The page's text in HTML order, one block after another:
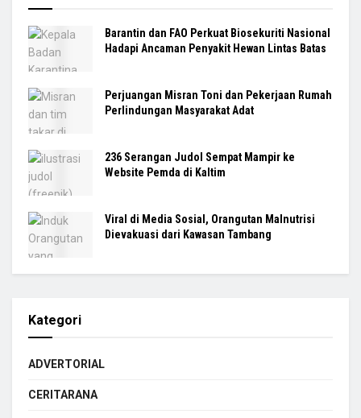
Barantin dan FAO Perkuat Biosekuriti Nasional
Hadapi Ancaman Penyakit Hewan Lintas Batas
Perjuangan Misran Toni dan Pekerjaan Rumah
Perlindungan Masyarakat Adat
236 Serangan Judol Sempat Mampir ke
Website Pemda di Kaltim
Viral di Media Sosial, Orangutan Malnutrisi
Dievakuasi dari Kawasan Tambang
Kategori
ADVERTORIAL
CERITARANA